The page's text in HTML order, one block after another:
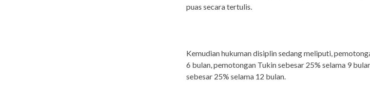
puas secara tertulis.
Kemudian hukuman disiplin sedang meliputi,
6 bulan, pemotongan Tukin sebesar 25% selama 9
sebesar 25% selama 12 bulan.